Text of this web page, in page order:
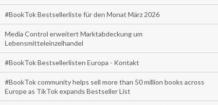
#BookTok Bestsellerliste für den Monat März 2026
Media Control erweitert Marktabdeckung um
Lebensmitteleinzelhandel
#BookTok Bestsellerlisten Europa - Kontakt
#BookTok community helps sell more than 50 million books across
Europe as TikTok expands Bestseller List